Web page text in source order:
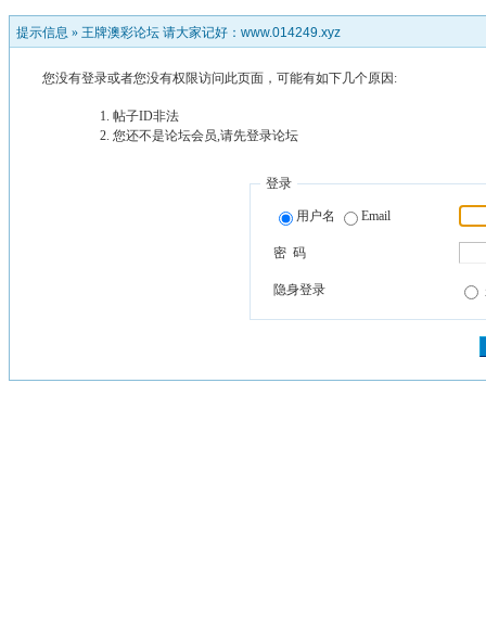
提示信息 » 王牌澳彩论坛 请大家记好：www.014249.xyz
您没有登录或者您没有权限访问此页面，可能有如下几个原因:
帖子ID非法
您还不是论坛会员,请先登录论坛
登录
用户名 Email
密 码
隐身登录